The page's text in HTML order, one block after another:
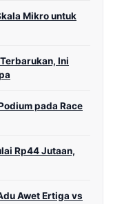
Mikro untuk
Ini
pada Race
Rp44 Jutaan,
Awet Ertiga vs